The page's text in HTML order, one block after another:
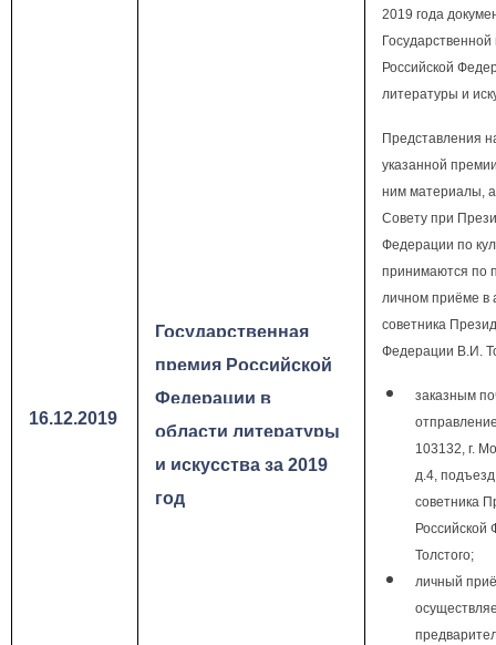
16.12.2019
Государственная
премия Российской
Федерации в
области литературы
и искусства за 2019
год
2019 года
Российской
литературы и
Представления
указанной
ним материалы,
Совету при
Федерации по
принимаются по
личном приёме в
советника
Федерации В.И.
заказным
103132, г.
д.4,
советника
Толстого;
личный